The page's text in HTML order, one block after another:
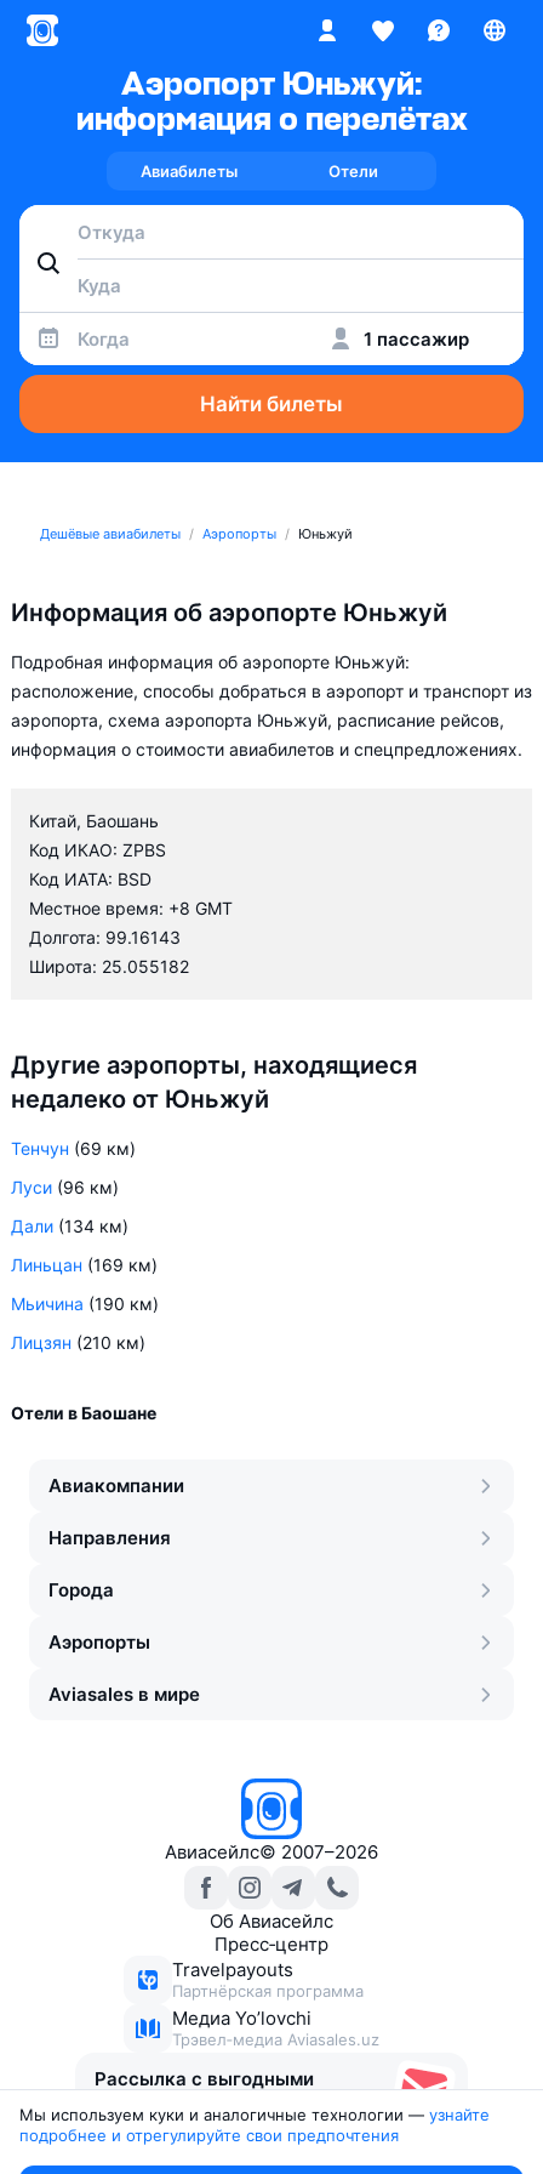
Аэропорт Юньжуй:
информация о перелётах
Авиабилеты Отели
Когда 1 пассажир
Найти билеты
Дешёвые авиабилеты Аэропорты Юньжуй
Информация об аэропорте Юньжуй
Подробная информация об аэропорте Юньжуй:
расположение, способы добраться в аэропорт и транспорт из
аэропорта, схема аэропорта Юньжуй, расписание рейсов,
информация о стоимости авиабилетов и спецпредложениях.
Китай, Баошань
Код ИКАО: ZPBS
Код ИАТА: BSD
Местное время: +8 GMT
Долгота: 99.16143
Широта: 25.055182
Другие аэропорты, находящиеся
недалеко от Юньжуй
Тенчун (69 км)
Луси (96 км)
Дали (134 км)
Линьцан (169 км)
Мьичина (190 км)
Лицзян (210 км)
Отели в Баошане
Авиакомпании
Направления
Города
Аэропорты
Aviasales в мире
Авиасейлс© 2007–2026
Об Авиасейлс
Пресс‑центр
Travelpayouts
Партнёрская программа
Медиа Yo’lovchi
Трэвел‑медиа Aviasales.uz
Рассылка с выгодными
Мы используем куки и аналогичные технологии — узнайте
подробнее и отрегулируйте свои предпочтения